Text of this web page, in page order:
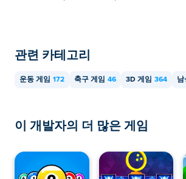
관련 카테고리
운동 게임 172 축구 게임 46 3D 게임 364 남
이 개발자의 더 많은 게임